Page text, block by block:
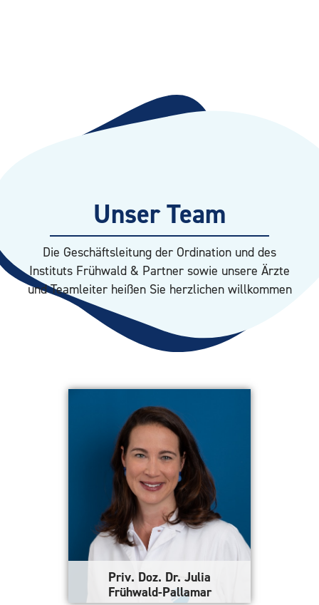
Unser Team
Die Geschäftsleitung der Ordination und des
Instituts Frühwald & Partner sowie unsere Ärzte
und Teamleiter heißen Sie herzlichen willkommen
Priv. Doz. Dr. Julia
Frühwald-Pallamar